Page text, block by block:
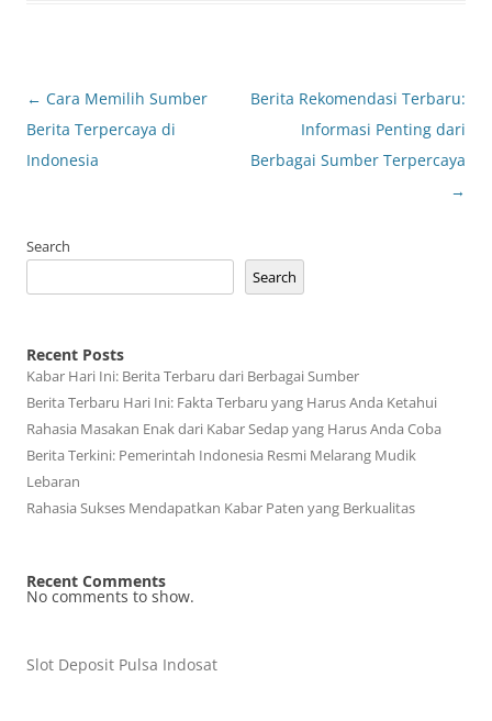
Post
navigation
← Cara Memilih Sumber
Berita Terpercaya di
Indonesia
Berita Rekomendasi Terbaru:
Informasi Penting dari
Berbagai Sumber Terpercaya
→
Search
Search
Recent Posts
Kabar Hari Ini: Berita Terbaru dari Berbagai Sumber
Berita Terbaru Hari Ini: Fakta Terbaru yang Harus Anda Ketahui
Rahasia Masakan Enak dari Kabar Sedap yang Harus Anda Coba
Berita Terkini: Pemerintah Indonesia Resmi Melarang Mudik
Lebaran
Rahasia Sukses Mendapatkan Kabar Paten yang Berkualitas
Recent Comments
No comments to show.
Slot Deposit Pulsa Indosat